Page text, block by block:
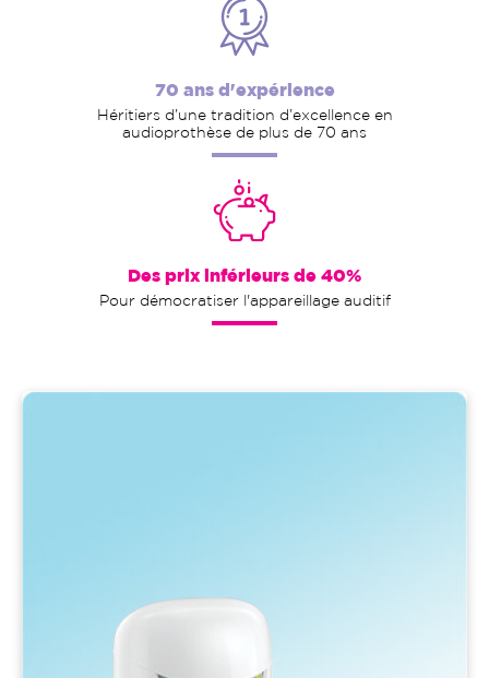
70 ans d'expérience
Héritiers d’une tradition d’excellence en
audioprothèse de plus de 70 ans
Des prix inférieurs de 40%
Pour démocratiser l'appareillage auditif